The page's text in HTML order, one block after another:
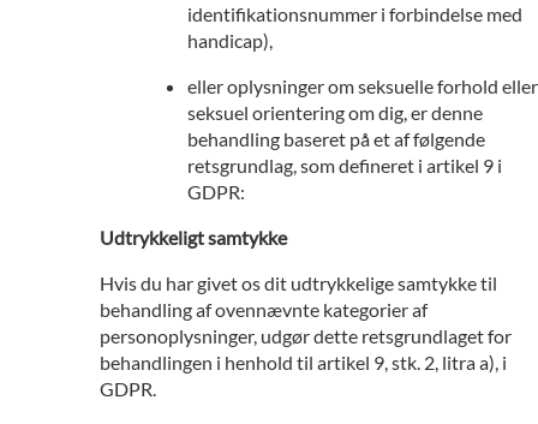
identifikationsnummer i forbindelse med
handicap),
eller oplysninger om seksuelle forhold eller
seksuel orientering om dig, er denne
behandling baseret på et af følgende
retsgrundlag, som defineret i artikel 9 i
GDPR:
Udtrykkeligt samtykke
Hvis du har givet os dit udtrykkelige samtykke til
behandling af ovennævnte kategorier af
personoplysninger, udgør dette retsgrundlaget for
behandlingen i henhold til artikel 9, stk. 2, litra a), i
GDPR.